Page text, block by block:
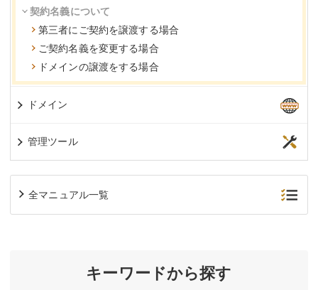
契約名義について
第三者にご契約を譲渡する場合
ご契約名義を変更する場合
ドメインの譲渡をする場合
ドメイン
管理ツール
全マニュアル一覧
キーワードから探す